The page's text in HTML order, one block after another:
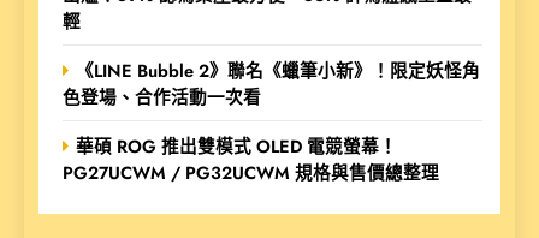
輕
《LINE Bubble 2》聯名《蠟筆小新》！限定妖怪角
色登場、合作活動一次看
華碩 ROG 推出雙模式 OLED 電競螢幕！
PG27UCWM / PG32UCWM 規格與售價總整理